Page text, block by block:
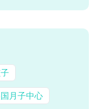
月子中心